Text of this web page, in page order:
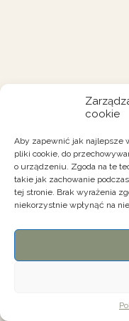
cookie
Aby zapewnić jak najlepsze
pliki cookie, do
o urządzeniu. Zgoda na te
takie jak zachowanie
tej stronie. Brak wyrażenia
niekorzystnie wpłynąć na